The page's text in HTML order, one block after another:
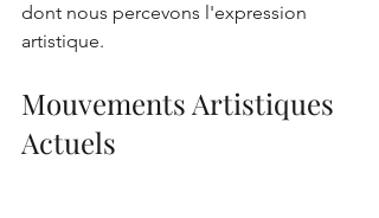
dont nous percevons l'expression
artistique.
Mouvements Artistiques
Actuels